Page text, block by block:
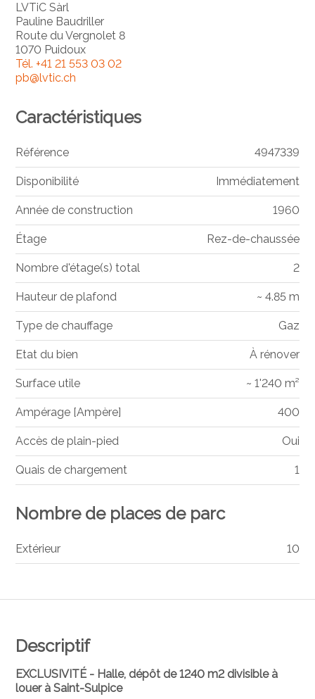
Descriptif
EXCLUSIVITÉ - Halle, dépôt de 1240 m2 divisible à
louer à Saint-Sulpice
LVTiC Sàrl
Pauline Baudriller
Route du Vergnolet 8
1070 Puidoux
Tél.+41 21 553 03 02
pb@lvtic.ch
Caractéristiques
Référence 4947339
Disponibilité Immédiatement
Année de construction 1960
Étage Rez-de-chaussée
Nombre d'étage(s) total 2
Hauteur de plafond ~ 4.85 m
Type de chauffage Gaz
Etat du bien À rénover
Surface utile ~ 1'240 m²
Ampérage [Ampère] 400
Accès de plain-pied Oui
Quais de chargement 1
Nombre de places de parc
Extérieur 10